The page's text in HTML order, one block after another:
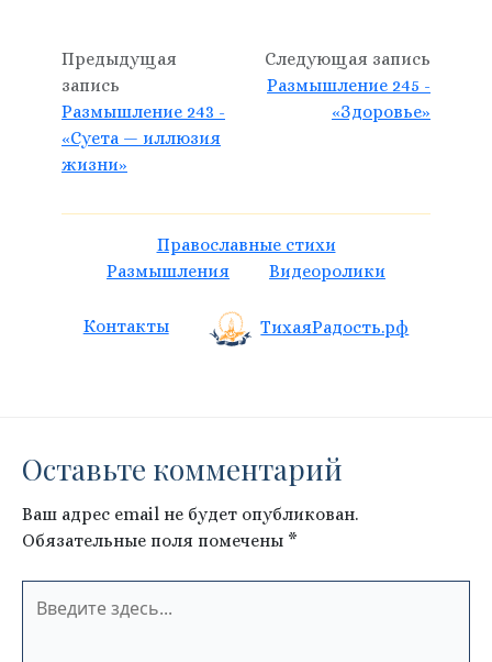
Предыдущая
запись
Размышление 243 -
«Суета — иллюзия
жизни»
Следующая запись
Размышление 245 -
«Здоровье»
Православные стихи
Размышления
Видеоролики
Контакты ТихаяРадость.рф
Оставьте комментарий
Ваш адрес email не будет опубликован.
Обязательные поля помечены *
здесь...